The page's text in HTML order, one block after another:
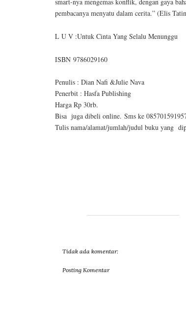
smart-nya mengemas konflik, dengan gaya
pembacanya menyatu dalam cerita.” (Elis
L U V :Untuk Cinta Yang Selalu Menunggu
ISBN 9786029160
Penulis : Dian Nafi &Julie Nava
Penerbit : Hasfa Publishing
Harga Rp 30rb.
Bisa juga dibeli online. Sms ke
Tulis nama/alamat/jumlah/judul buku yang
Tidak ada komentar:
Posting Komentar